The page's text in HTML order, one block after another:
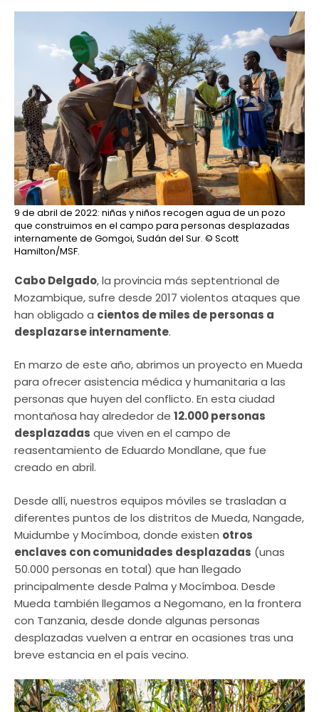
9 de abril de 2022: niñas y niños recogen agua de un pozo
que construimos en el campo para personas desplazadas
internamente de Gomgoi, Sudán del Sur. © Scott
Hamilton/MSF.
Cabo Delgado, la provincia más septentrional de
Mozambique, sufre desde 2017 violentos ataques que
han obligado a cientos de miles de personas a
desplazarse internamente.
En marzo de este año, abrimos un proyecto en Mueda
para ofrecer asistencia médica y humanitaria a las
personas que huyen del conflicto. En esta ciudad
montañosa hay alrededor de 12.000 personas
desplazadas que viven en el campo de
reasentamiento de Eduardo Mondlane, que fue
creado en abril.
Desde allí, nuestros equipos móviles se trasladan a
diferentes puntos de los distritos de Mueda, Nangade,
Muidumbe y Mocímboa, donde existen otros
enclaves con comunidades desplazadas (unas
50.000 personas en total) que han llegado
principalmente desde Palma y Mocímboa. Desde
Mueda también llegamos a Negomano, en la frontera
con Tanzania, desde donde algunas personas
desplazadas vuelven a entrar en ocasiones tras una
breve estancia en el país vecino.